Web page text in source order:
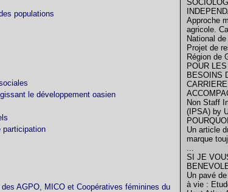
populations
le développement oasien
participation
AGPO, MICO et Coopératives féminines du
Approche
agricole.
National
Projet de
Région de
POUR
BESOINS
Non Staff
(IPSA) by
Un article
marque
...
SI JE
Un pavé
à vie :